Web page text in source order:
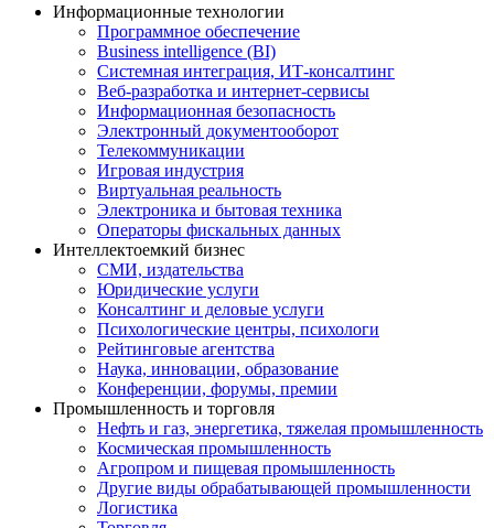
Информационные технологии
Программное обеспечение
Business intelligence (BI)
Системная интеграция, ИТ-консалтинг
Веб-разработка и интернет-сервисы
Информационная безопасность
Электронный документооборот
Телекоммуникации
Игровая индустрия
Виртуальная реальность
Электроника и бытовая техника
Операторы фискальных данных
Интеллектоемкий бизнес
СМИ, издательства
Юридические услуги
Консалтинг и деловые услуги
Психологические центры, психологи
Рейтинговые агентства
Наука, инновации, образование
Конференции, форумы, премии
Промышленность и торговля
Нефть и газ, энергетика, тяжелая промышленность
Космическая промышленность
Агропром и пищевая промышленность
Другие виды обрабатывающей промышленности
Логистика